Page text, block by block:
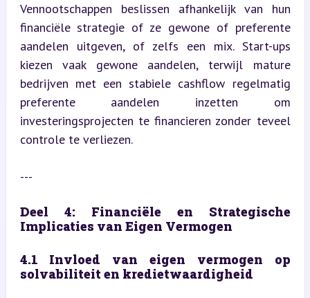
Vennootschappen beslissen afhankelijk van hun
financiële strategie of ze gewone of preferente
aandelen uitgeven, of zelfs een mix. Start-ups
kiezen vaak gewone aandelen, terwijl mature
bedrijven met een stabiele cashflow regelmatig
preferente aandelen inzetten om
investeringsprojecten te financieren zonder teveel
controle te verliezen.
---
Deel 4: Financiële en Strategische
Implicaties van Eigen Vermogen
4.1 Invloed van eigen vermogen op
solvabiliteit en kredietwaardigheid